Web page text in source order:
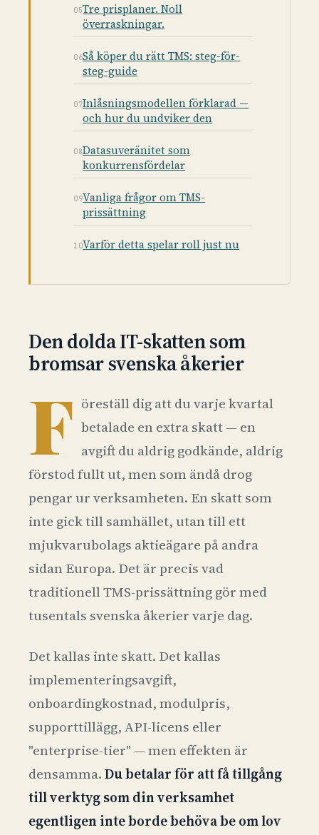
Tre prisplaner. Noll
överraskningar.
Så köper du rätt TMS: steg-för-
steg-guide
Inlåsningsmodellen förklarad —
och hur du undviker den
Datasuveränitet som
konkurrensfördelar
Vanliga frågor om TMS-
prissättning
Varför detta spelar roll just nu
Den dolda IT-skatten som
bromsar svenska åkerier
F öreställ dig att du varje kvartal
betalade en extra skatt — en
avgift du aldrig godkände, aldrig
förstod fullt ut, men som ändå drog
pengar ur verksamheten. En skatt som
inte gick till samhället, utan till ett
mjukvarubolags aktieägare på andra
sidan Europa. Det är precis vad
traditionell TMS-prissättning gör med
tusentals svenska åkerier varje dag.
Det kallas inte skatt. Det kallas
implementeringsavgift,
onboardingkostnad, modulpris,
supporttillägg, API-licens eller
"enterprise-tier" — men effekten är
densamma.Du betalar för att få tillgång
till verktyg som din verksamhet
egentligen inte borde behöva be om lov